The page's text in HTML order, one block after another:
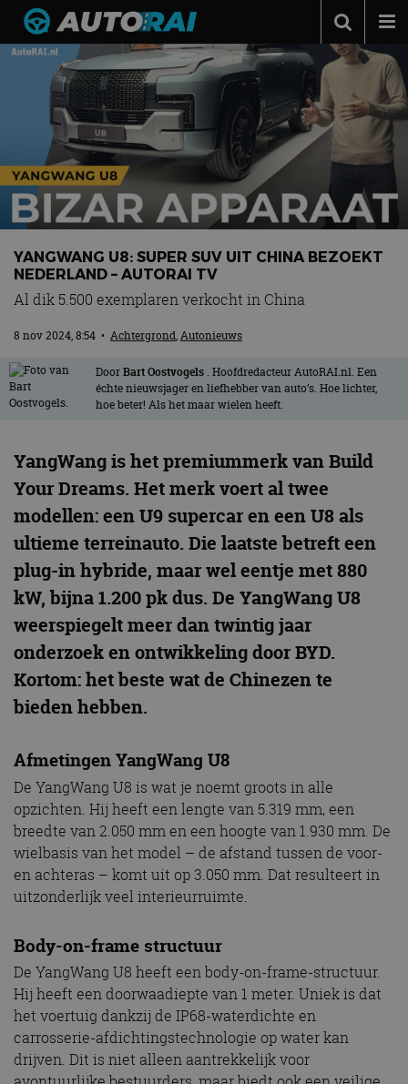
Autonieuws
Podcast
Autotests
Automerken
Adverteren
Contact
MotorRAI.nl
YANGWANG U8: SUPER SUV UIT CHINA BEZOEKT
NEDERLAND – AUTORAI TV
Al dik 5.500 exemplaren verkocht in China
8 nov 2024, 8:54 • Achtergrond,Autonieuws
DoorBart Oostvogels . Hoofdredacteur AutoRAI.nl. Een
échte nieuwsjager en liefhebber van auto’s. Hoe lichter,
hoe beter! Als het maar wielen heeft.
YangWang is het premiummerk van Build
Your Dreams. Het merk voert al twee
modellen: een U9 supercar en een U8 als
ultieme terreinauto. Die laatste betreft een
plug-in hybride, maar wel eentje met 880
kW, bijna 1.200 pk dus. De YangWang U8
weerspiegelt meer dan twintig jaar
onderzoek en ontwikkeling door BYD.
Kortom: het beste wat de Chinezen te
bieden hebben.
Afmetingen YangWang U8
De YangWang U8 is wat je noemt groots in alle
opzichten. Hij heeft een lengte van 5.319 mm, een
breedte van 2.050 mm en een hoogte van 1.930 mm. De
wielbasis van het model – de afstand tussen de voor-
en achteras – komt uit op 3.050 mm. Dat resulteert in
uitzonderlijk veel interieurruimte.
Body-on-frame structuur
De YangWang U8 heeft een body-on-frame-structuur.
Hij heeft een doorwaadiepte van 1 meter. Uniek is dat
het voertuig dankzij de IP68-waterdichte en
carrosserie-afdichtingstechnologie op water kan
drijven. Dit is niet alleen aantrekkelijk voor